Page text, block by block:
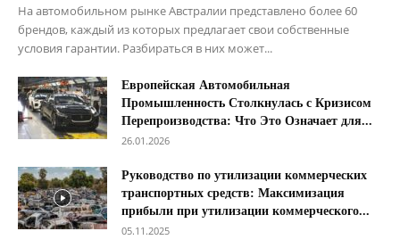
На автомобильном рынке Австралии представлено более 60
брендов, каждый из которых предлагает свои собственные
условия гарантии. Разбираться в них может...
Европейская Автомобильная
Промышленность Столкнулась с Кризисом
Перепроизводства: Что Это Означает для...
26.01.2026
Руководство по утилизации коммерческих
транспортных средств: Максимизация
прибыли при утилизации коммерческого...
05.11.2025